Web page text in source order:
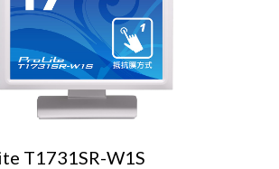
T1731SR-W1S